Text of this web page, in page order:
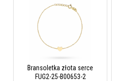
Bransoletka złota serce
FUG2-25-B00653-2